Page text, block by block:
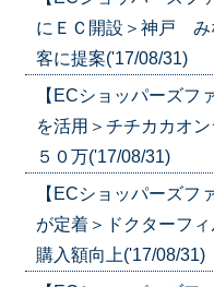
にＥＣ開設＞神戸 み
客に提案('17/08/31)
【ECショッパーズ
を活用＞チチカカオ
５０万('17/08/31)
【ECショッパーズ
が定着＞ドクターフ
購入額向上('17/08/31)